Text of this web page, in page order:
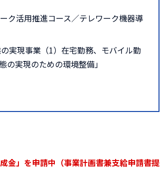
ク活用推進コース／テレワーク機器導
実現事業（1）在宅勤務、モバイル勤
実現のための環境整備」
金」を申請中（事業計画書兼支給申請書提